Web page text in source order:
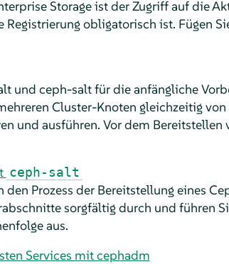
Storage ist der Zugriff auf die
obligatorisch ist. Fügen
und ceph-salt für die anfängliche
Cluster-Knoten gleichzeitig
und ausführen. Vor dem Bereitstellen
ceph-salt
Prozess der Bereitstellung eines
sorgfältig durch und führen
aus.
Services mit cephadm